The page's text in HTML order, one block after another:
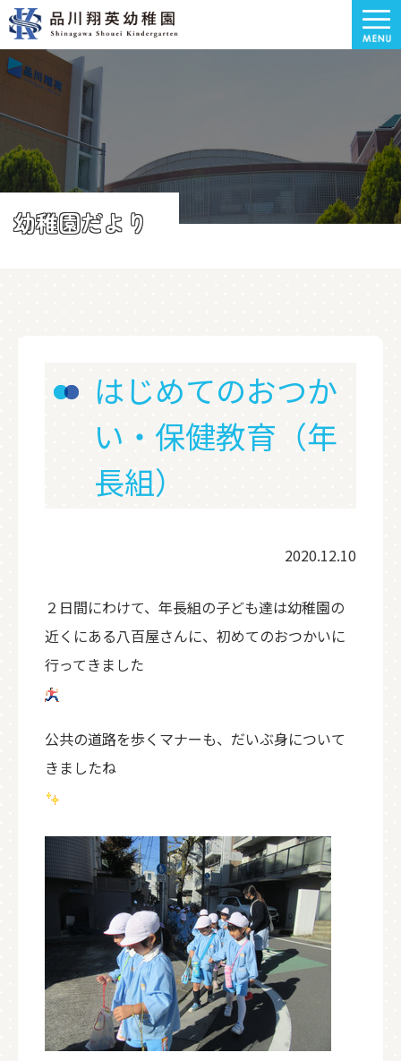
幼稚園だより
はじめてのおつか
い・保健教育（年
長組）
2020.12.10
２日間にわけて、年長組の子ども達は幼稚園の
近くにある八百屋さんに、初めてのおつかいに
行ってきました
公共の道路を歩くマナーも、だいぶ身について
きましたね